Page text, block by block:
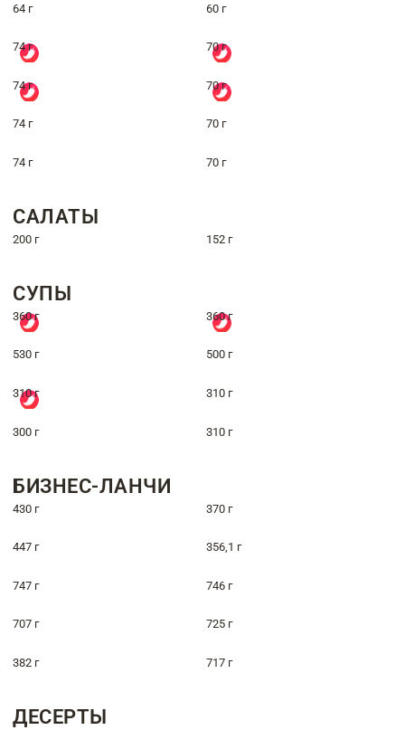
64 г 60 г
74 г 70 г
74 г 70 г
74 г 70 г
74 г 70 г
САЛАТЫ
200 г 152 г
СУПЫ
360 г 360 г
530 г 500 г
310 г 310 г
300 г 310 г
БИЗНЕС-ЛАНЧИ
430 г 370 г
447 г 356,1 г
747 г 746 г
707 г 725 г
382 г 717 г
ДЕСЕРТЫ